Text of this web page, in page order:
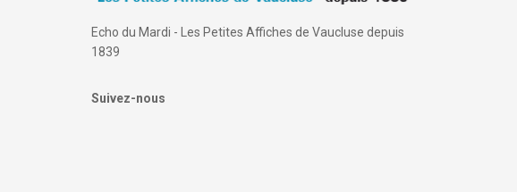
Echo du Mardi - Les Petites Affiches de Vaucluse depuis
1839
Suivez-nous